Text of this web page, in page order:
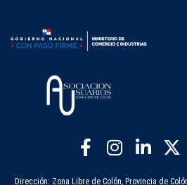
Dirección: Zona Libre de Colón, Provincia de